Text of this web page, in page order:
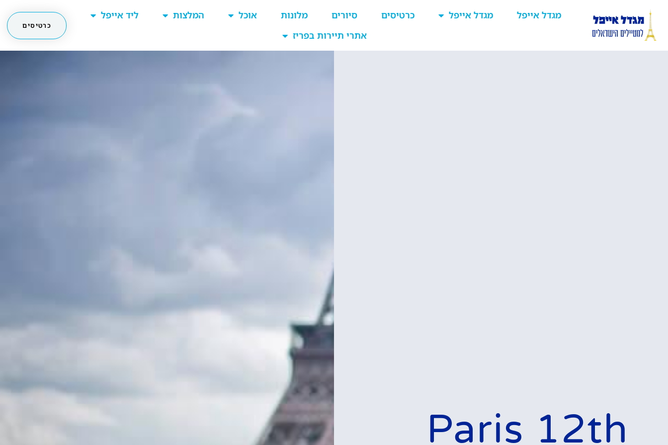
מגדל אייפל מגדל אייפל כרטיסים סיורים מלונות אוכל המלצות
ליד אייפל
אתרי תיירות בפריז
כרטיסים
Paris 12th